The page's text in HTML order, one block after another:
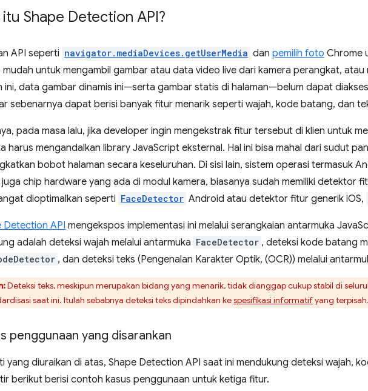
Shape Detection API?
API seperti navigator.mediaDevices.getUserMedia dan pemilih foto Chrome
mudah untuk mengambil gambar atau data video live dari kamera perangkat,
ini, data gambar dinamis ini—serta gambar statis di halaman—belum dapat
sebenarnya dapat berisi banyak fitur menarik seperti wajah, kode batang, dan
pada masa lalu, jika developer ingin mengekstrak fitur tersebut di klien untuk
harus mengandalkan library JavaScript eksternal. Hal ini bisa mahal dari sudut
bobot halaman secara keseluruhan. Di sisi lain, sistem operasi termasuk
chip hardware yang ada di modul kamera, biasanya sudah memiliki detektor
dioptimalkan seperti FaceDetector Android atau detektor fitur generik iOS,
Detection API mengekspos implementasi ini melalui serangkaian antarmuka
adalah deteksi wajah melalui antarmuka FaceDetector , deteksi kode batang
, dan deteksi teks (Pengenalan Karakter Optik, (OCR)) melalui
Deteksi teks, meskipun merupakan bidang yang menarik, tidak dianggap cukup stabil di
saat ini. Itulah sebabnya deteksi teks dipindahkan kespesifikasi informatifyang terpisah.
penggunaan yang disarankan
yang diuraikan di atas, Shape Detection API saat ini mendukung deteksi wajah,
berikut berisi contoh kasus penggunaan untuk ketiga fitur.